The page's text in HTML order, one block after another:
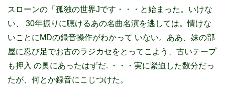
スローンの「孤独の世界Jです・・・と始まった。いけな
い、 30年振りに聴けるあの名曲名演を逃しては。情けな
いことにMDの録音操作がわかって いない。ああ、妹の部
屋に忍び足でお古のラジカセをとってこよう、古いテープ
も押入 の奥にあったはずだ. ・・・実に緊迫した数分だっ
たが、何とか録音にこじつけた。